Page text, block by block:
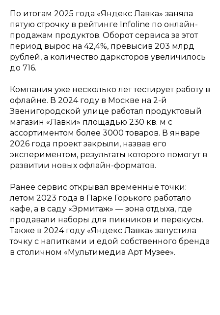
По итогам 2025 года «Яндекс Лавка» заняла
пятую строчку в рейтинге Infoline по онлайн-
продажам продуктов. Оборот сервиса за этот
период вырос на 42,4%, превысив 203 млрд
рублей, а количество дарксторов увеличилось
до 716.
Компания уже несколько лет тестирует работу в
офлайне. В 2024 году в Москве на 2-й
Звенигородской улице работал продуктовый
магазин «Лавки» площадью 230 кв. м с
ассортиментом более 3000 товаров. В январе
2026 года проект закрыли, назвав его
экспериментом, результаты которого помогут в
развитии новых офлайн-форматов.
Ранее сервис открывал временные точки:
летом 2023 года в Парке Горького работало
кафе, а в саду «Эрмитаж» — зона отдыха, где
продавали наборы для пикников и перекусы.
Также в 2024 году «Яндекс Лавка» запустила
точку с напитками и едой собственного бренда
в столичном «Мультимедиа Арт Музее».